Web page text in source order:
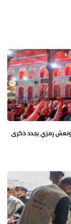
ونعش رمزي يجدد ذكرى